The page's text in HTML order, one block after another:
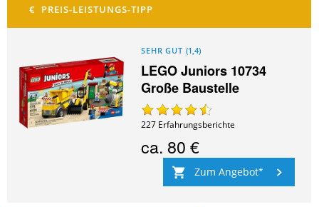
SEHR GUT (1,4)
LEGO Juniors 10734
Große Baustelle
227 Erfahrungsberichte
ca. 80 €
Zum Angebot